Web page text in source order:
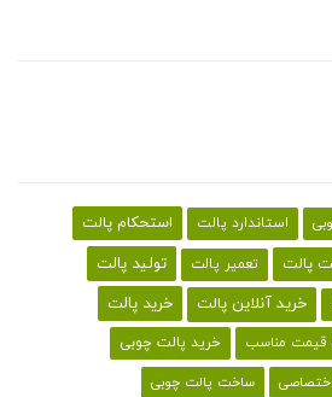
استاندارد پالت استحکام پالت
پالت تعمیر پالت تولید پالت
خرید آنلاین پالت خرید پالت
قیمت مناسب خرید پالت چوبی
ساخت پالت چوبی